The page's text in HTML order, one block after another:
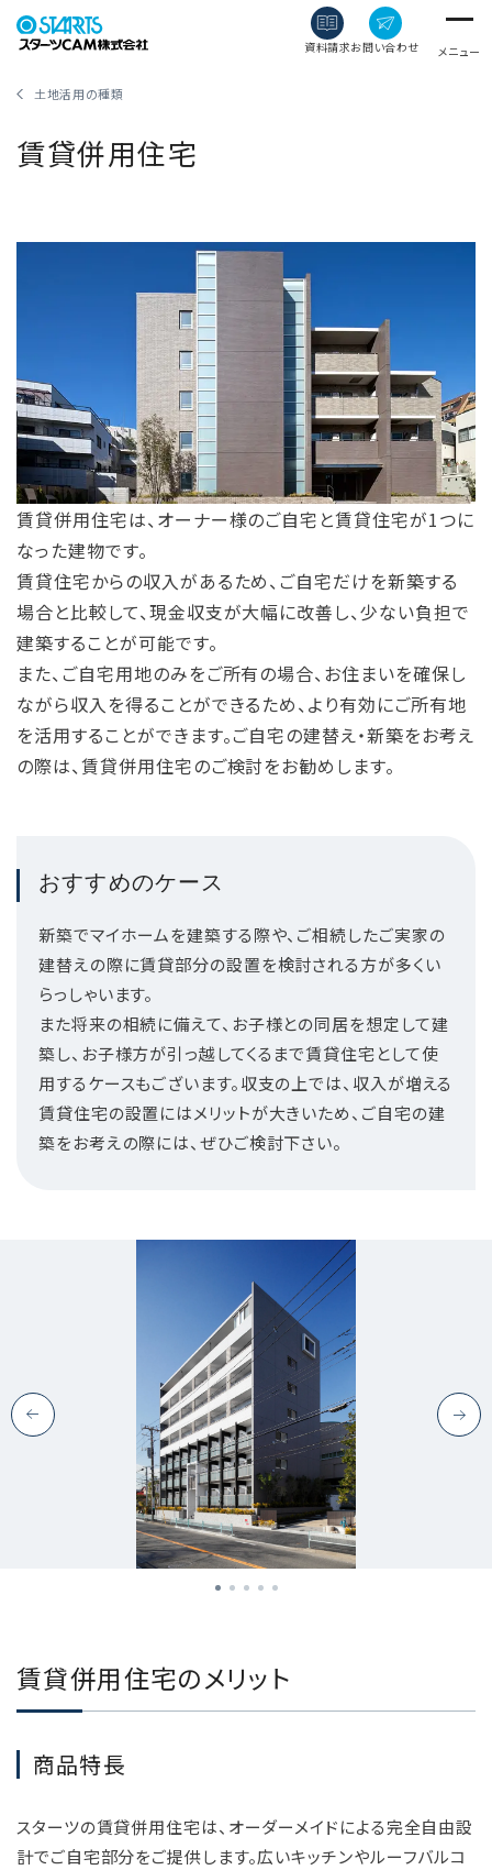
資料請求お問い合わせ メニュー
土地活用の種類
賃貸併用住宅
賃貸併用住宅は、オーナー様のご自宅と賃貸住宅が1つに
なった建物です。
賃貸住宅からの収入があるため、ご自宅だけを新築する
場合と比較して、現金収支が大幅に改善し、少ない負担で
建築することが可能です。
また、ご自宅用地のみをご所有の場合、お住まいを確保し
ながら収入を得ることができるため、より有効にご所有地
を活用することができます。ご自宅の建替え・新築をお考え
の際は、賃貸併用住宅のご検討をお勧めします。
おすすめのケース
新築でマイホームを建築する際や、ご相続したご実家の
建替えの際に賃貸部分の設置を検討される方が多くい
らっしゃいます。
また将来の相続に備えて、お子様との同居を想定して建
築し、お子様方が引っ越してくるまで賃貸住宅として使
用するケースもございます。収支の上では、収入が増える
賃貸住宅の設置にはメリットが大きいため、ご自宅の建
築をお考えの際には、ぜひご検討下さい。
賃貸併用住宅のメリット
商品特長
スターツの賃貸併用住宅は、オーダーメイドによる完全自由設
計でご自宅部分をご提供します。広いキッチンやルーフバルコ